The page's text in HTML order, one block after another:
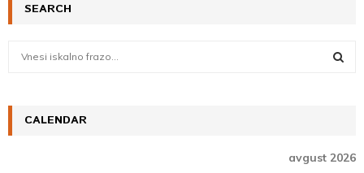
SEARCH
h
A
CALENDAR
avgust 2026